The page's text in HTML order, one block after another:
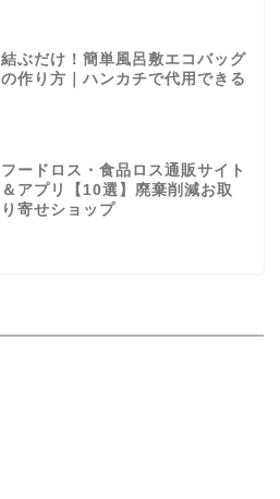
結ぶだけ！簡単風呂敷エコバッグ
の作り方｜ハンカチで代用できる
フードロス・食品ロス通販サイト
＆アプリ【10選】廃棄削減お取
り寄せショップ